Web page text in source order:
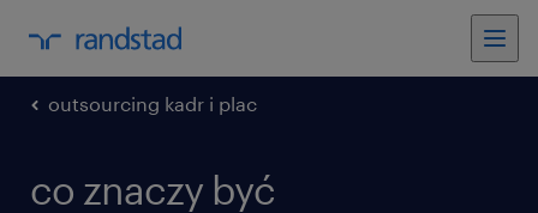
outsourcing kadr i plac
co znaczy być